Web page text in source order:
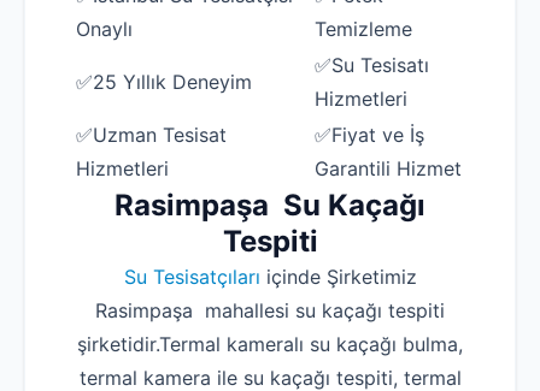
Onaylı
Temizleme
✅25 Yıllık Deneyim
✅Su Tesisatı
Hizmetleri
✅Uzman Tesisat
Hizmetleri
✅Fiyat ve İş
Garantili Hizmet
Rasimpaşa Su Kaçağı
Tespiti
Su Tesisatçıları içinde Şirketimiz
Rasimpaşa mahallesi su kaçağı tespiti
şirketidir.Termal kameralı su kaçağı bulma,
termal kamera ile su kaçağı tespiti, termal